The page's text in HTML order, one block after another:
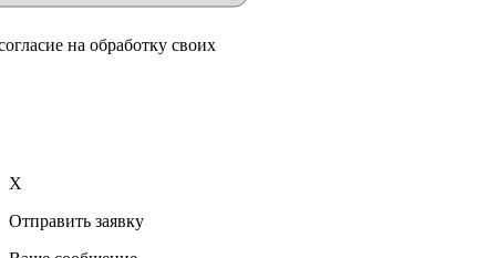
на обработку своих
X
Отправить заявку